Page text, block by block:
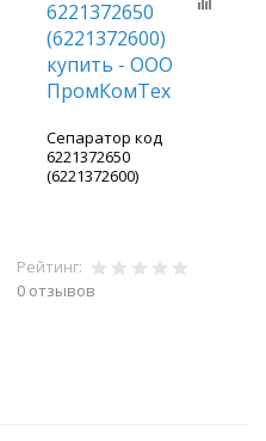
Сепаратор код
6221372650
(6221372600)
Рейтинг:
0 отзывов